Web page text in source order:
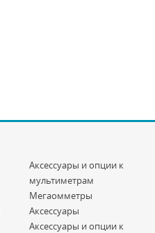
Аксессуары и опции к
мультиметрам
Мегаомметры
Аксессуары
Аксессуары и опции к